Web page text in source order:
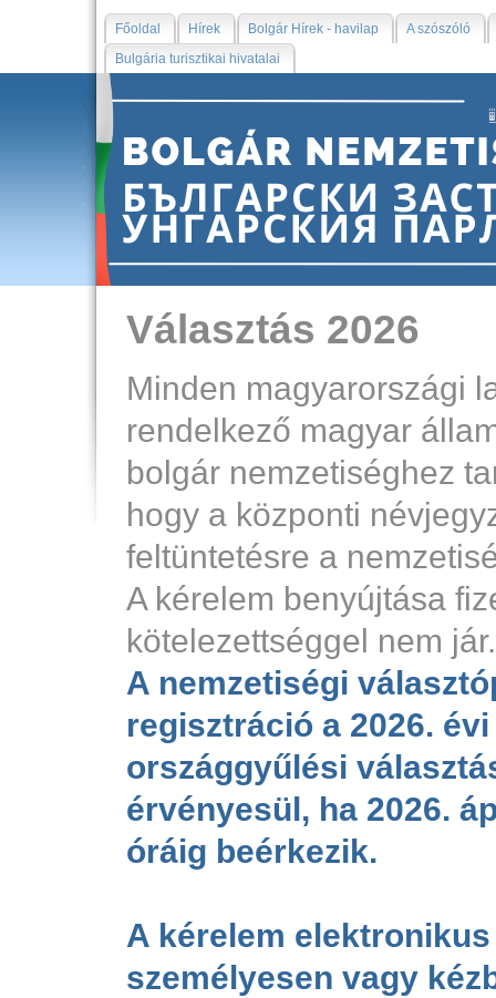
Főoldal Hírek Bolgár Hírek - havilap
A szószóló
Bulgária turisztikai hivatalai
Választás 2026
Minden magyarországi
rendelkező magyar
bolgár nemzetiséghez
hogy a központi
feltüntetésre a
A kérelem benyújtása
kötelezettséggel nem jár.
A nemzetiségi
regisztráció a 2026.
országgyűlési
érvényesül, ha 2026.
óráig beérkezik.
A kérelem
személyesen vagy